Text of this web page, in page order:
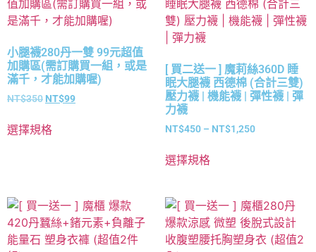
小腿襪280丹一雙 99元超值
加購區(需訂購買一組，或是
滿千，才能加購喔)
NT$350 NT$99
選擇規格
[ 買二送一 ] 魔莉絲360D 睡
眠大腿襪 西德棉 (合計三雙)
壓力襪 | 機能襪 | 彈性襪 | 彈
力襪
NT$450 – NT$1,250
選擇規格